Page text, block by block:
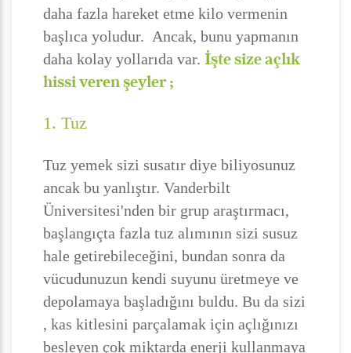
daha fazla hareket etme kilo vermenin
başlıca yoludur. Ancak, bunu yapmanın
daha kolay yollarıda var. İşte size açlık
hissi veren şeyler ;
1. Tuz
Tuz yemek sizi susatır diye biliyosunuz
ancak bu yanlıştır. Vanderbilt
Üniversitesi'nden bir grup araştırmacı,
başlangıçta fazla tuz alımının sizi susuz
hale getirebileceğini, bundan sonra da
vücudunuzun kendi suyunu üretmeye ve
depolamaya başladığını buldu. Bu da sizi
, kas kitlesini parçalamak için açlığınızı
besleyen çok miktarda enerji kullanmaya